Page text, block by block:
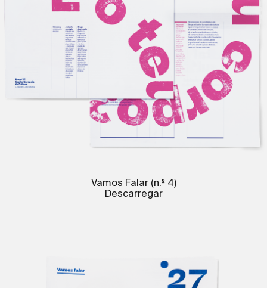
Vamos Falar (n.º 4)
Descarregar